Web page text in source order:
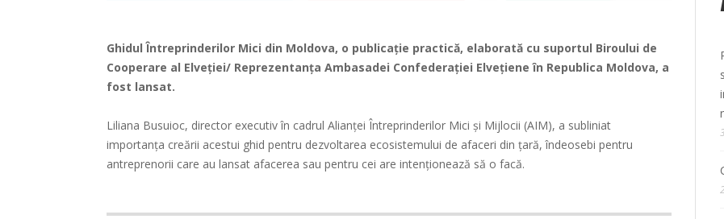
Ghidul Întreprinderilor Mici din Moldova, o publicație practică, elaborată cu suportul Biroului de
Cooperare al Elveției/ Reprezentanța Ambasadei Confederației Elvețiene în Republica Moldova, a
fost lansat.
Liliana Busuioc, director executiv în cadrul Alianței Întreprinderilor Mici și Mijlocii (AIM), a subliniat
importanța creării acestui ghid pentru dezvoltarea ecosistemului de afaceri din țară, îndeosebi pentru
antreprenorii care au lansat afacerea sau pentru cei are intenționează să o facă.